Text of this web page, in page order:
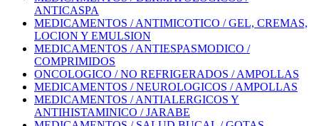
ANTICASPA
MEDICAMENTOS / ANTIMICOTICO / GEL, CREMAS,
LOCION Y EMULSION
MEDICAMENTOS / ANTIESPASMODICO /
COMPRIMIDOS
ONCOLOGICO / NO REFRIGERADOS / AMPOLLAS
MEDICAMENTOS / NEUROLOGICOS / AMPOLLAS
MEDICAMENTOS / ANTIALERGICOS Y
ANTIHISTAMINICO / JARABE